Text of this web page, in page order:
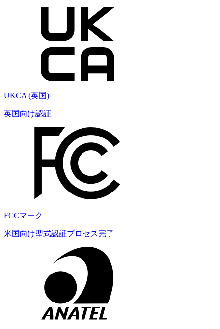
UKCA (英国)
英国向け認証
FCCマーク
米国向け型式認証プロセス完了